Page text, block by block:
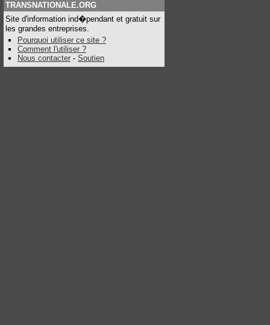
TRANSNATIONALE.ORG
Site d'information ind�pendant et gratuit sur
les grandes entreprises.
Pourquoi utiliser ce site ?
Comment l'utiliser ?
Nous contacter - Soutien